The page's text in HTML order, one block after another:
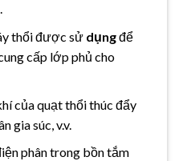
thổi được sử dụngđể
cấp lớp phủ cho
của quạt thổi thúc đẩy
gia súc, v.v.
phân trong bồn tắm